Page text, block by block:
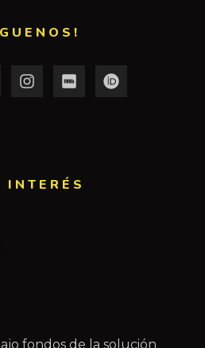
INTERÉS​
fondos de la solución